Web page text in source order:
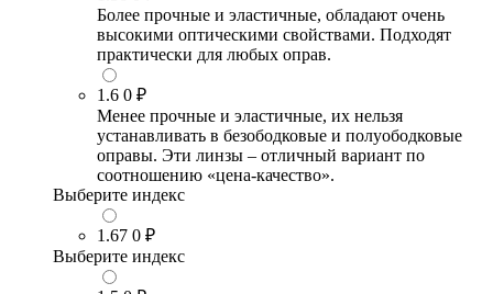
Более прочные и эластичные, обладают очень
высокими оптическими свойствами. Подходят
практически для любых оправ.
1.6 0 ₽
Менее прочные и эластичные, их нельзя
устанавливать в безободковые и полуободковые
оправы. Эти линзы – отличный вариант по
соотношению «цена-качество».
Выберите индекс
1.67 0 ₽
Выберите индекс